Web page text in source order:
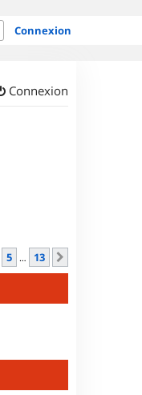
Connexion
Connexion
5 … 13